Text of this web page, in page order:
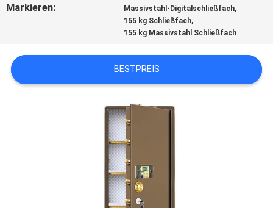
NACHRICHTEN
FORDERN
SIE
EIN
Markieren: Massivstahl-Digitalschließfach,
155 kg Schließfach,
155 kg Massivstahl Schließfach
BESTPREIS